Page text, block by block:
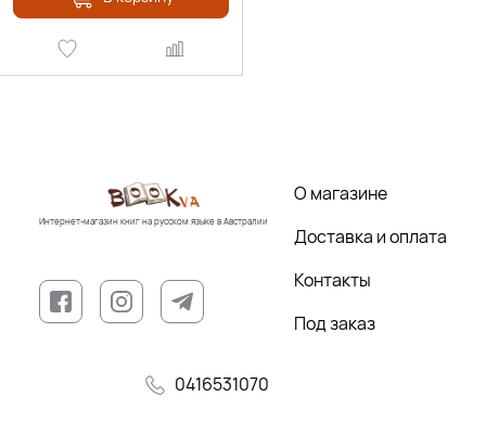
Интернет-магазин книг на русском языке в Австралии
О магазине
Доставка и оплата
Контакты
Под заказ
0416531070